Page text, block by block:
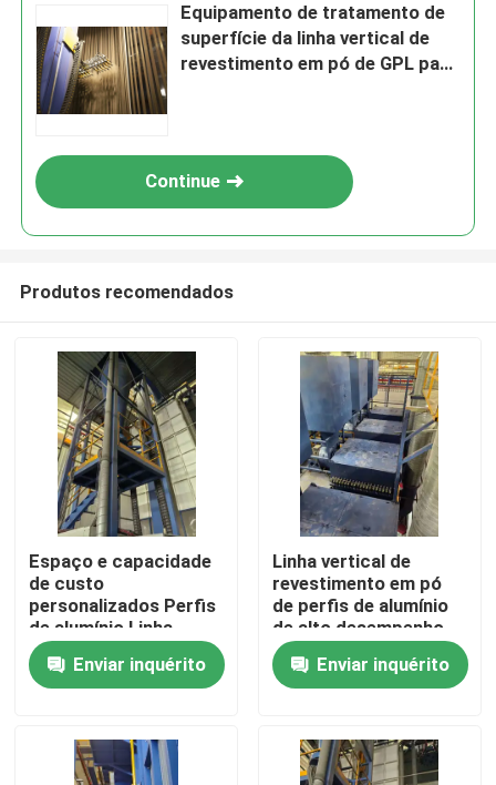
Casa
Show de RV
Equipamento de tratamento de
superfície da linha vertical de
revestimento em pó de GPL para
Continue
Produtos recomendados
Espaço e capacidade
de custo
personalizados Perfis
de alumínio Linha
vertical de
revestimento em pó
de alto desempenho
Enviar inquérito
Linha vertical de
revestimento em pó
de perfis de alumínio
de alto desempenho
Enviar inquérito